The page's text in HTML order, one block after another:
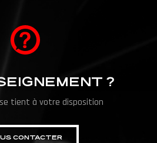
?
tient à votre disposition
CONTACTER